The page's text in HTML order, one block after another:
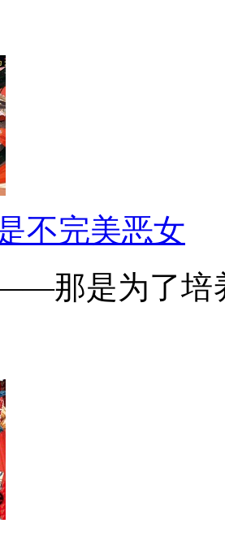
不完美恶女
那是为了培